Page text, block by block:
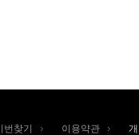
찾기 이용약관